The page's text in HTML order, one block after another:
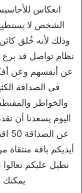
انعكاس
الشخص لا
وذلك لأنه خُلق
نظام تواصل قد برع
عن أنفسهم وعن
في الصداقة
والخواطر
اليوم يسعدنا أن
أيديكم باقة
نطيل عليكم
يمكنك